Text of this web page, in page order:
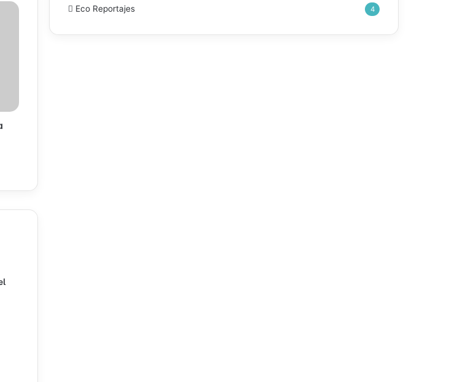
Eco Reportajes 4